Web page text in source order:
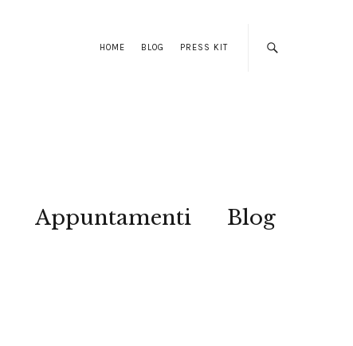
HOME BLOG PRESS KIT
Appuntamenti Blog